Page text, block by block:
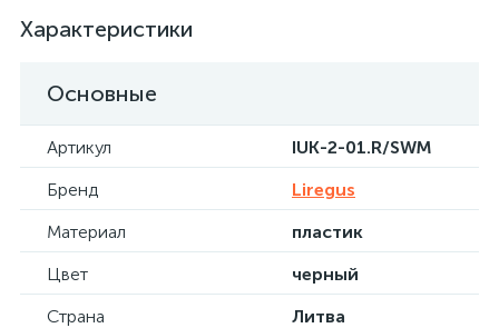
Характеристики
Основные
Артикул
IUK-2-01.R/SWM
Бренд
Liregus
Материал
пластик
Цвет
черный
Страна
Литва